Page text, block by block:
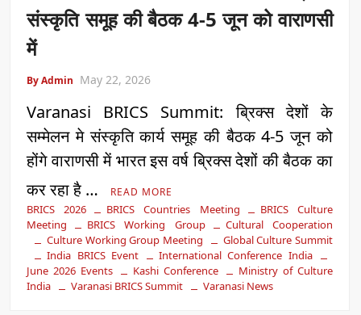
संस्कृति समूह की बैठक 4-5 जून को वाराणसी
में
By Admin May 22, 2026
Varanasi BRICS Summit: ब्रिक्स देशों के
सम्मेलन मे संस्कृति कार्य समूह की बैठक 4-5 जून को
होंगे वाराणसी में भारत इस वर्ष ब्रिक्स देशों की बैठक का
कर रहा है …
READ MORE
BRICS 2026 BRICS Countries Meeting
BRICS Culture
Meeting
BRICS Working Group
Cultural Cooperation
Culture Working Group Meeting
Global Culture Summit
India BRICS Event
International Conference India
June 2026 Events
Kashi Conference
Ministry of Culture
India
Varanasi BRICS Summit Varanasi News